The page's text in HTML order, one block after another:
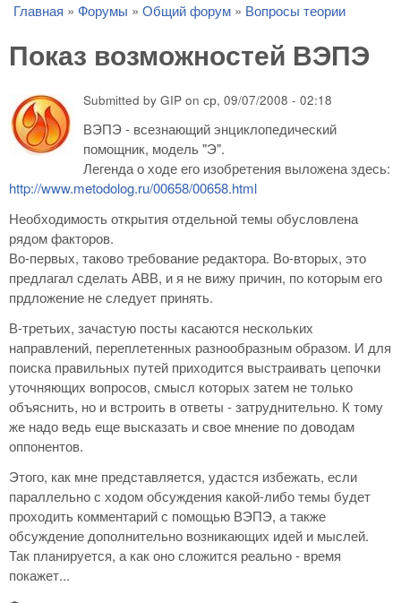
You are here
Главная » Форумы » Общий форум » Вопросы теории
Показ возможностей ВЭПЭ
Submitted by GIP on ср, 09/07/2008 - 02:18
ВЭПЭ - всезнающий энциклопедический
помощник, модель "Э".
Легенда о ходе его изобретения выложена здесь:
http://www.metodolog.ru/00658/00658.html
Необходимость открытия отдельной темы обусловлена
рядом факторов.
Во-первых, таково требование редактора. Во-вторых, это
предлагал сделать АВВ, и я не вижу причин, по которым его
прдложение не следует принять.
В-третьих, зачастую посты касаются нескольких
направлений, переплетенных разнообразным образом. И для
поиска правильных путей приходится выстраивать цепочки
уточняющих вопросов, смысл которых затем не только
объяснить, но и встроить в ответы - затруднительно. К тому
же надо ведь еще высказать и свое мнение по доводам
оппонентов.
Этого, как мне представляется, удастся избежать, если
параллельно с ходом обсуждения какой-либо темы будет
проходить комментарий с помощью ВЭПЭ, а также
обсуждение дополнительно возникающих идей и мыслей.
Так планируется, а как оно сложится реально - время
покажет...